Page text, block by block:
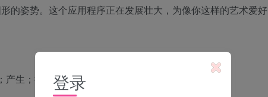
的姿势。这个应用程序正在发展壮大，为像你这样的艺术爱好
生；提问；质询；摆好姿势；佯装；招摇
登录